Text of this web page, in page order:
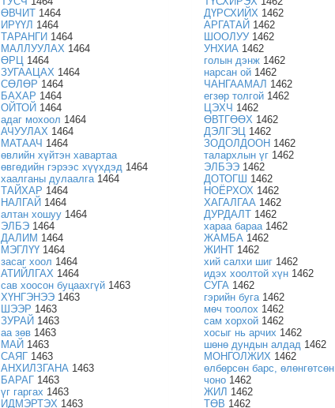
ӨВЧИТ 1464
ИРҮҮЛ 1464
ТАРАНГИ 1464
МАЛЛУУЛАХ 1464
ӨРЦ 1464
ЗУГААЦАХ 1464
СӨЛӨР 1464
БАХАР 1464
ОЙТОЙ 1464
адаг мохоол 1464
АЧУУЛАХ 1464
МАТААЧ 1464
өвлийн хүйтэн хавартаа
өвгөдийн гэрээс хүүхдэд 1464
хаалганы дулаалга1464
ТАЙХАР 1464
НАЛГАЙ 1464
алтан хошуу 1464
ЭЛБЭ 1464
ДАЛИМ 1464
МЭГЛҮҮ 1464
засаг хоол 1464
АТИЙЛГАХ 1464
сав хоосон буцаахгүй 1463
ХҮНГЭНЭЭ 1463
ШЭЭР 1463
ЗУРАЙ 1463
аа зөв 1463
МАЙ 1463
САЯГ 1463
АНХИЛЗГАНА 1463
БАРАГ 1463
үг гаргах 1463
ИДМЭРТЭХ 1463
ДҮРСХИЙХ 1462
АРГАТАЙ 1462
ШООЛУУ1462
УНХИА1462
голын дэнж1462
нарсан ой1462
ЧАНГААМАЛ 1462
егзөр толгой1462
ЦЭХЧ 1462
ӨВТГӨӨХ 1462
ДЭЛГЭЦ1462
ЗОДОЛДООН 1462
талархлын үг1462
ЭЛБЭЭ1462
ДОТОГШ 1462
НОЁРХОХ 1462
ХАГАЛГАА1462
ДУРДАЛТ1462
хараа бараа1462
ЖАМБА1462
ЖИНТ1462
хий салхи шиг1462
идэх хоолтой хүн1462
СУГА1462
гэрийн буга1462
мөч тоолох 1462
сам хорхой1462
хосыг нь арчих 1462
шөнө дундын алдад1462
МОНГОЛЖИХ 1462
өлбөрсөн барс, өлөнгөтсөн
чоно1462
ЖИЛ 1462
ТӨВ 1462